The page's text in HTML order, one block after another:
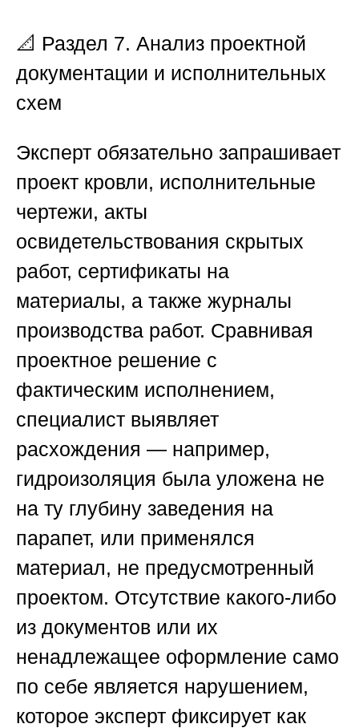
📐 Раздел 7. Анализ проектной
документации и исполнительных
схем
Эксперт обязательно запрашивает
проект кровли, исполнительные
чертежи, акты
освидетельствования скрытых
работ, сертификаты на
материалы, а также журналы
производства работ. Сравнивая
проектное решение с
фактическим исполнением,
специалист выявляет
расхождения — например,
гидроизоляция была уложена не
на ту глубину заведения на
парапет, или применялся
материал, не предусмотренный
проектом. Отсутствие какого-либо
из документов или их
ненадлежащее оформление само
по себе является нарушением,
которое эксперт фиксирует как